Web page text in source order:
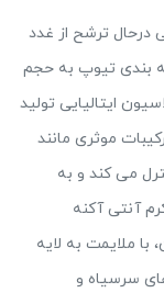
ترشح از غدد
بندی تیوپ به حجم
ایتالیایی تولید
موثری مانند
می کند و به
آنتی آکنه
ملایمت به لایه
سرسیاه و